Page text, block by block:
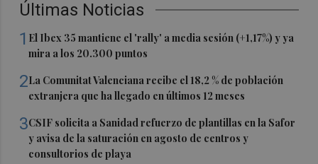
Últimas Noticias
1 El Ibex 35 mantiene el 'rally' a media sesión (+1,17%) y ya
mira a los 20.300 puntos
2La Comunitat Valenciana recibe el 18,2 % de población
extranjera que ha llegado en últimos 12 meses
3CSIF solicita a Sanidad refuerzo de plantillas en la Safor
y avisa de la saturación en agosto de centros y
consultorios de playa